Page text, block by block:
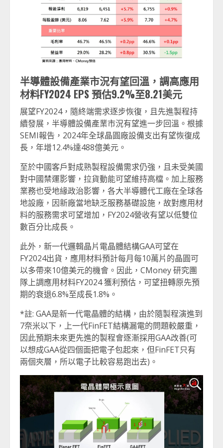
半導體設備產業市況有望回溫，調高應用
材料FY2024 EPS預估9.2%至8.21美元
展望FY2024，隨終端需求逐步恢復，且先進製程持
續發展，半導體設備產業市況有望進一步回溫。根據
SEMI報告，2024年全球晶圓廠設備支出有望恢復成
長，年增12.4%達488億美元。
至於中國客戶對成熟製程設備需求仍強，且未受美國
對中國禁運影響，拉貨動能可望維持高檔。加上服務
業務也受地緣政治影響，各大半導體代工廠在全球各
地設廠，因新廠當地缺乏服務基礎設施，故對應用材
料的服務需求可望增加，FY2024營收有望以低雙位
數百分比成長。
此外，新一代邏輯晶片電晶體結構GAA可望在
FY2024出貨，應用材料預計每月每10萬片的晶圓可
以多帶來10億美元的機會。因此，CMoney 研究團
隊上調應用材料FY2024 獲利預估，可望扭轉原先預
期的衰退6.8%至成長1.8%。
*註: GAA是新一代電晶體的結構，由於隨製程演進到
7奈米以下，上一代FinFET結構漏電的問題較嚴重，
因此預期未來更先進的製程會逐漸採用GAA改善(可
以想成GAA從四個面把電子包起來，但FinFET只有
兩個夾層，所以電子比較容易跑出去)。